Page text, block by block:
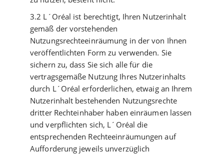
3.2 L´Oréal ist berechtigt, Ihren Nutzerinhalt
gemäß der vorstehenden
Nutzungsrechteeinräumung in der von Ihnen
veröffentlichten Form zu verwenden. Sie
sichern zu, dass Sie sich alle für die
vertragsgemäße Nutzung Ihres Nutzerinhalts
durch L´Oréal erforderlichen, etwaig an Ihrem
Nutzerinhalt bestehenden Nutzungsrechte
dritter Rechteinhaber haben einräumen lassen
und verpflichten sich, L´Oréal die
entsprechenden Rechteeinräumungen auf
Aufforderung jeweils unverzüglich